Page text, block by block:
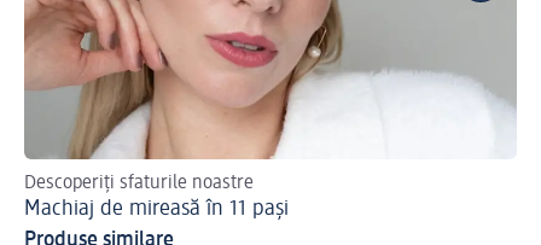
Descoperiți sfaturile noastre
Machiaj de mireasă în 11 pași
Produse similare